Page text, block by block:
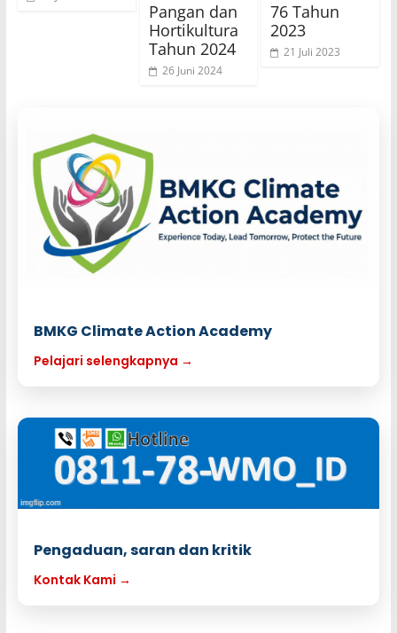
Pangan dan
Hortikultura
Tahun 2024
26 Juni 2024
76 Tahun
2023
21 Juli 2023
BMKG Climate Action Academy
Pelajari selengkapnya →
Pengaduan, saran dan kritik
Kontak Kami →